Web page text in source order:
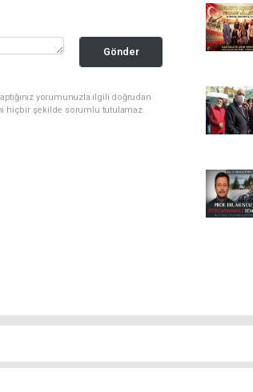
Gönder
yorumunuzla ilgili doğrudan
hiçbir şekilde sorumlu tutulamaz.